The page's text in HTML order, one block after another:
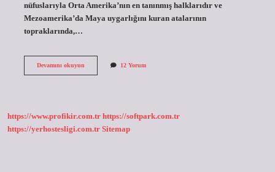
nüfuslarıyla Orta Amerika’nın en tanınmış halklarıdır ve
Mezoamerika’da Maya uygarlığını kuran atalarının
topraklarında,…
Devamını okuyunMayalar
12 Yorum
https://www.profikir.com.tr https://softpark.com.tr
https://yerhostesligi.com.tr Sitemap